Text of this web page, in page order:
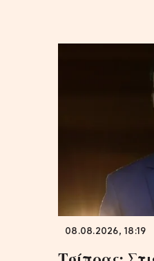
08.08.2026, 18:19